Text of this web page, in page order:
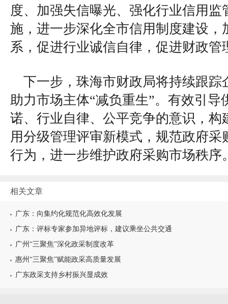
度、加强失信曝光、强化行业信用监
施，进一步深化全市信用制度建设，
系，促进行业诚信自律，促进财政管
下一步，珠海市财政局将持续跟踪
助力市场主体“减负重生”。有效引导
诺、行业自律、公平竞争的意识，构
用分级管理评审新模式，规范政府采
行为，进一步维护政府采购市场秩序
相关文章
广东：向集约化规范化高效化发展
广东：评标专家参加异地评标，建议乘坐公共交通
广州“三聚焦”深化政采制度改革
惠州“三聚焦”赋能政采高质量发展
广东政采支持乡村振兴显成效